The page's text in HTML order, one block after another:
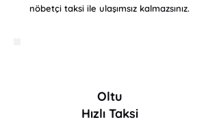
nöbetçi taksi ile ulaşımsız kalmazsınız.
Oltu
Hızlı Taksi